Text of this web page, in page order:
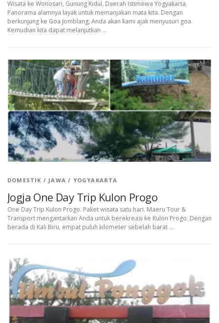
Wisata ke Wonosari, Gunung Kidul, Daerah Istimewa Yogyakarta.
Panorama alamnya layak untuk memanjakan mata kita. Dengan
berkunjung ke Goa Jomblang, Anda akan kami ajak menyusuri goa.
Kemudian kita dapat melanjutkan …
DOMESTIK / JAWA / YOGYAKARTA
Jogja One Day Trip Kulon Progo
One Day Trip Kulon Progo. Paket wisata satu hari. Maeru Tour &
Transport mengantarkan Anda untuk berekreasi ke Kulon Progo. Dengan
berada di Kali Biru, empat puluh kilometer sebelah barat …